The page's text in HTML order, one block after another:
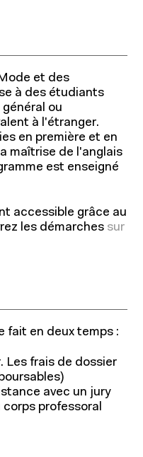
et des
à des étudiants
ou
à l'étranger.
en première et en
maîtrise de l'anglais
est enseigné
accessible grâce au
les démarches sur
fait en deux temps :
Les frais de dossier
avec un jury
professoral